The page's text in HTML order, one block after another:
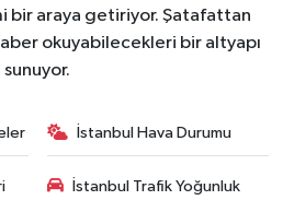
bir araya getiriyor. Şatafattan
okuyabilecekleri bir altyapı
sunuyor.
İstanbul Hava Durumu
İstanbul Trafik Yoğunluk